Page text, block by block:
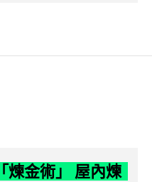
煉金術」 屋內煉